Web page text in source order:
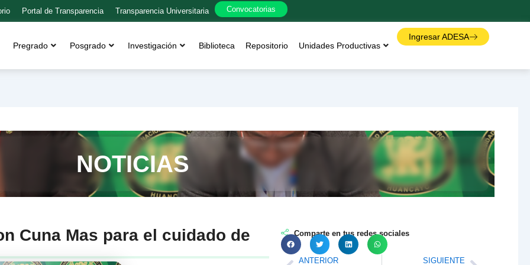
Portal de Transparencia Transparencia Universitaria Convocatorias
Pregrado Posgrado Investigación Biblioteca Repositorio Unidades Productivas
Ingresar ADESA
NOTICIAS
Cuna Mas para el cuidado de
Comparte en tus redes sociales
ANTERIOR SIGUIENTE